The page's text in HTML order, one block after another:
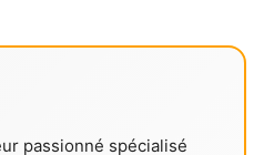
passionné spécialisé